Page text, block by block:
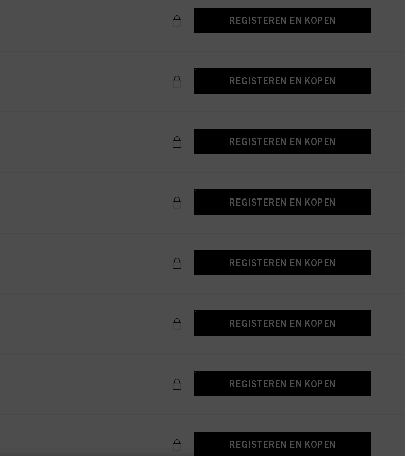
REGISTEREN EN KOPEN
REGISTEREN EN KOPEN
REGISTEREN EN KOPEN
REGISTEREN EN KOPEN
REGISTEREN EN KOPEN
REGISTEREN EN KOPEN
REGISTEREN EN KOPEN
REGISTEREN EN KOPEN